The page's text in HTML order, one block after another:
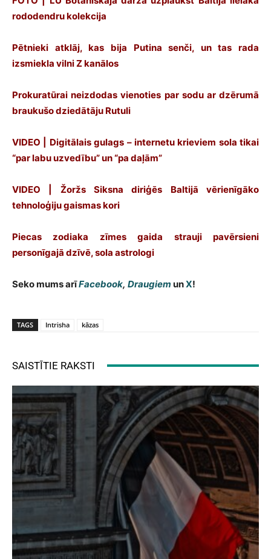
rododendru kolekcija
Pētnieki atklāj, kas bija Putina senči, un tas rada
izsmiekla vilni Z kanālos
Prokuratūrai neizdodas vienoties par sodu ar dzērumā
braukušo dziedātāju Rutuli
VIDEO | Digitālais gulags – internetu krieviem sola tikai
“par labu uzvedību” un “pa daļām”
VIDEO | Žoržs Siksna diriģēs Baltijā vērienīgāko
tehnoloģiju gaismas kori
Piecas zodiaka zīmes gaida strauji pavērsieni
personīgajā dzīvē, sola astrologi
Seko mums arīFacebook, Draugiem unX!
TAGS Intrisha kāzas
SAISTĪTIE RAKSTI